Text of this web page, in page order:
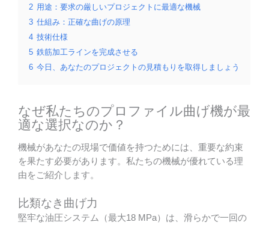
2 用途：要求の厳しいプロジェクトに最適な機械
3 仕組み：正確な曲げの原理
4 技術仕様
5 鉄筋加工ラインを完成させる
6 今日、あなたのプロジェクトの見積もりを取得しましょう
なぜ私たちのプロファイル曲げ機が最
適な選択なのか？
機械があなたの現場で価値を持つためには、重要な約束
を果たす必要があります。私たちの機械が優れている理
由をご紹介します。
比類なき曲げ力
堅牢な油圧システム（最大18 MPa）は、滑らかで一回の